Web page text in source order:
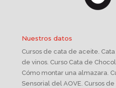
Nuestros datos
Cursos de cata de aceite.
de vinos. Curso Cata de
Cómo montar una almazara.
Sensorial del AOVE. Cursos